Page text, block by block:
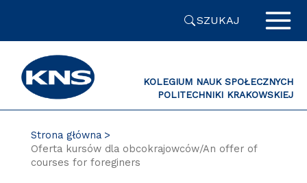
SZUKAJ
KOLEGIUM NAUK SPOŁECZNYCH
POLITECHNIKI KRAKOWSKIEJ
Strona główna
Oferta kursów dla obcokrajowców/An offer of
courses for foreginers